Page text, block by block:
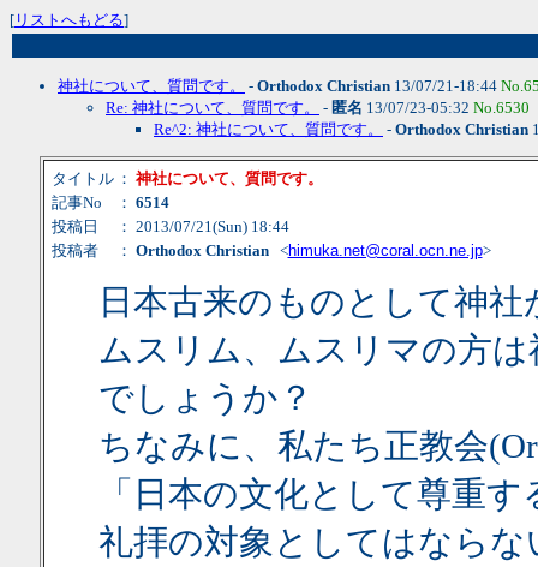
[ リストへもどる]
神社について、質問です。 - Orthodox Christian 13/07/21-18:44
Re: 神社について、質問です。
- 匿名 13/07/23-05:32 No.6530
Re^2: 神社について、質問です。
- Orthodox Christian
タイトル ： 神社について、質問です。
記事No
： 6514
投稿日
： 2013/07/21(Sun) 18:44
投稿者
： Orthodox Christian<himuka.net@coral.ocn.ne.jp>
日本古来のものとして神
ムスリム、ムスリマの方
でしょうか？
ちなみに、私たち正教会
「日本の文化として尊重
礼拝の対象としてはならな